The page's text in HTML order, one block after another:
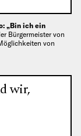
„Bin ich ein
Bürgermeister von
von
wir,